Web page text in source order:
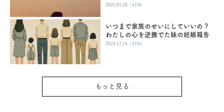
2025.01.28 |#196
いつまで家族のせいにしていいの？
わたしの心を逆撫でた妹の妊娠報告
2024.12.24 |#195
もっと見る